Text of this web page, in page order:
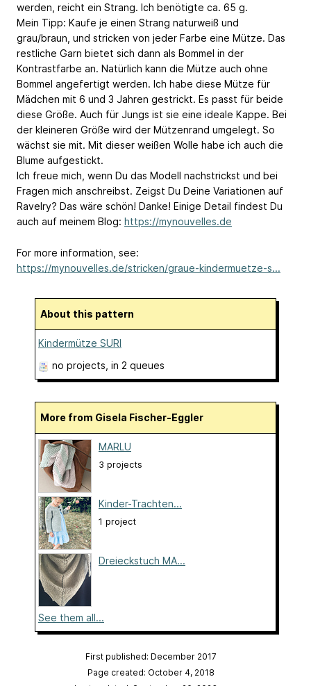
werden, reicht ein Strang. Ich benötigte ca. 65 g.
Mein Tipp: Kaufe je einen Strang naturweiß und
grau/braun, und stricken von jeder Farbe eine Mütze. Das
restliche Garn bietet sich dann als Bommel in der
Kontrastfarbe an. Natürlich kann die Mütze auch ohne
Bommel angefertigt werden. Ich habe diese Mütze für
Mädchen mit 6 und 3 Jahren gestrickt. Es passt für beide
diese Größe. Auch für Jungs ist sie eine ideale Kappe. Bei
der kleineren Größe wird der Mützenrand umgelegt. So
wächst sie mit. Mit dieser weißen Wolle habe ich auch die
Blume aufgestickt.
Ich freue mich, wenn Du das Modell nachstrickst und bei
Fragen mich anschreibst. Zeigst Du Deine Variationen auf
Ravelry? Das wäre schön! Danke! Einige Detail findest Du
auch auf meinem Blog: https://mynouvelles.de
For more information, see:
https://mynouvelles.de/stricken/graue-kindermuetze-s...
About this pattern
Kindermütze SURI
no projects , in 2 queues
More from Gisela Fischer-Eggler
MARLU
3 projects
Kinder-Trachten...
1 project
Dreieckstuch MA...
See them all...
First published: December 2017
Page created: October 4, 2018